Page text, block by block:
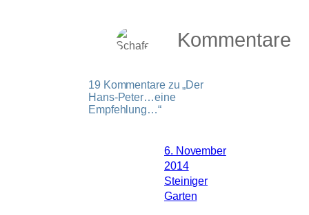
Kommentare
19 Kommentare zu „Der
Hans-Peter…eine
Empfehlung…“
6. November
2014
Steiniger
Garten